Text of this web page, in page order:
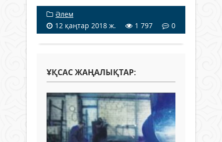
Әлем
12 қаңтар 2018 ж.
1 797 0
ҰҚСАС ЖАҢАЛЫҚТАР: